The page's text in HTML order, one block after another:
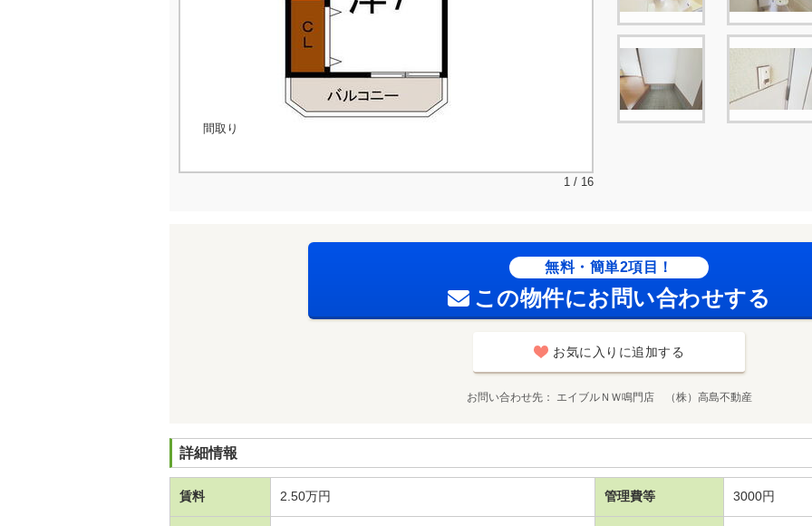
間取り
1 / 16
無料・簡単2項目！
この物件にお問い合わせする
お気に入りに追加する
お問い合わせ先 エイブルＮＷ鳴門店 （株）高島不動産
詳細情報
賃料 2.50万円 管理費等 3000円